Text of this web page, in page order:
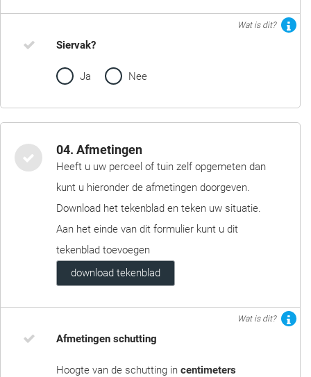
Wat is dit?
Siervak?
Ja Nee
04. Afmetingen
Heeft u uw perceel of tuin zelf opgemeten dan
kunt u hieronder de afmetingen doorgeven.
Download het tekenblad en teken uw situatie.
Aan het einde van dit formulier kunt u dit
tekenblad toevoegen
download tekenblad
Wat is dit?
Afmetingen schutting
Hoogte van de schutting in centimeters